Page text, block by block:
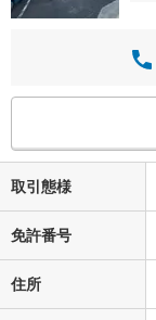
取引態様
免許番号
住所